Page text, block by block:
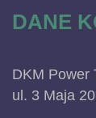
DANE
DKM Power
ul. 3 Maja